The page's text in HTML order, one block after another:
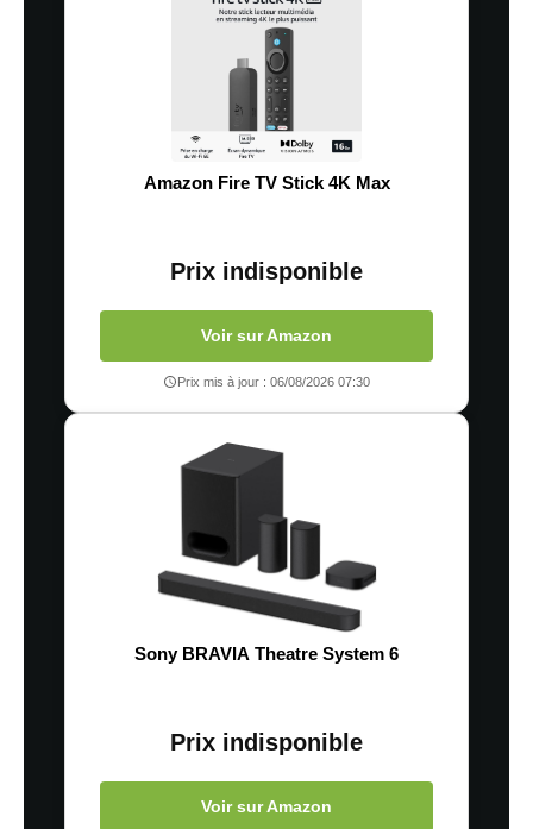
Amazon Fire TV Stick 4K Max
Prix indisponible
Voir sur Amazon
Prix mis à jour : 06/08/2026 07:30
Sony BRAVIA Theatre System 6
Prix indisponible
Voir sur Amazon